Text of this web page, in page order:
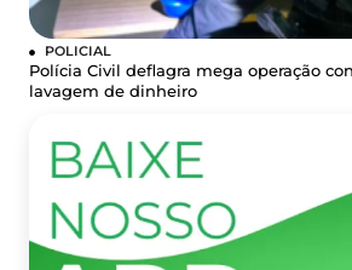
POLICIAL
Polícia Civil deflagra mega operação
lavagem de dinheiro